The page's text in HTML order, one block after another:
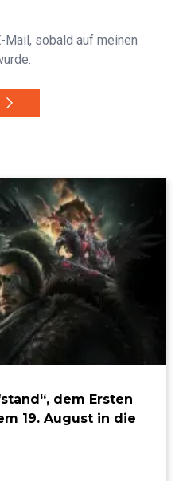
Mail, sobald auf meinen
dem Ersten
19. August in die